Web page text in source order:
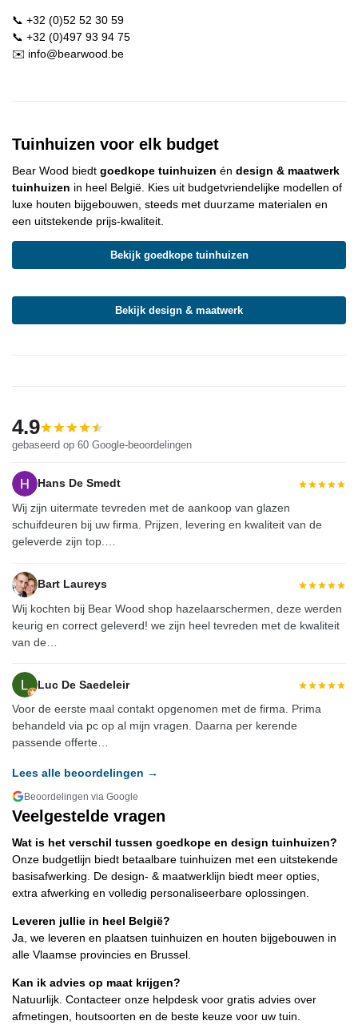
📞 +32 (0)52 52 30 59
📞 +32 (0)497 93 94 75
✉️ info@bearwood.be
Tuinhuizen voor elk budget
Bear Wood biedt goedkope tuinhuizen én design & maatwerk
tuinhuizen in heel België. Kies uit budgetvriendelijke modellen of
luxe houten bijgebouwen, steeds met duurzame materialen en
een uitstekende prijs-kwaliteit.
Bekijk goedkope tuinhuizen
Bekijk design & maatwerk
4.9
gebaseerd op 60 Google-beoordelingen
Hans De Smedt
Wij zijn uitermate tevreden met de aankoop van glazen
schuifdeuren bij uw firma. Prijzen, levering en kwaliteit van de
geleverde zijn top.…
Bart Laureys
Wij kochten bij Bear Wood shop hazelaarschermen, deze werden
keurig en correct geleverd! we zijn heel tevreden met de kwaliteit
van de…
Luc De Saedeleir
Voor de eerste maal contakt opgenomen met de firma. Prima
behandeld via pc op al mijn vragen. Daarna per kerende
passende offerte…
Lees alle beoordelingen →
Beoordelingen via Google
Veelgestelde vragen
Wat is het verschil tussen goedkope en design tuinhuizen?
Onze budgetlijn biedt betaalbare tuinhuizen met een uitstekende
basisafwerking. De design- & maatwerklijn biedt meer opties,
extra afwerking en volledig personaliseerbare oplossingen.
Leveren jullie in heel België?
Ja, we leveren en plaatsen tuinhuizen en houten bijgebouwen in
alle Vlaamse provincies en Brussel.
Kan ik advies op maat krijgen?
Natuurlijk. Contacteer onze helpdesk voor gratis advies over
afmetingen, houtsoorten en de beste keuze voor uw tuin.